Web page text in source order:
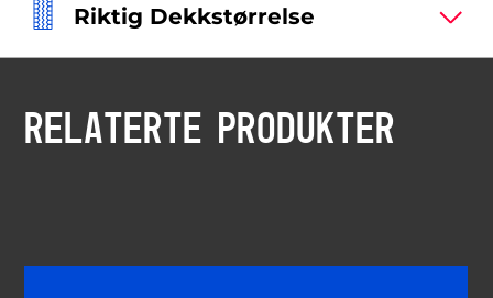
Riktig Dekkstørrelse
RELATERTE PRODUKTER